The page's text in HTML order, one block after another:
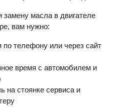
замену масла в двигателе
вам нужно:
по телефону или через сайт
время с автомобилем и
на стоянке сервиса и